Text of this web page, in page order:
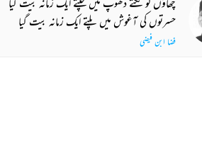
حسرتوں کی آغوش میں پلتے ایک زمانہ بیت گیا
فضا ابن فیضی